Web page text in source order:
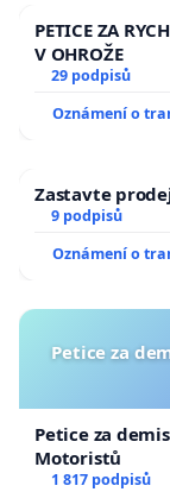
PETICE ZA
V OHROŽE
29 podpisů
Oznámení o
Zastavte
9 podpisů
Oznámení o
Petice za
Petice za
Motoristů
1 817 podpisů